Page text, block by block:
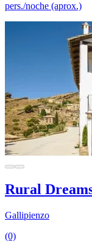
pers./noche (aprox.)
Rural
Gallipienzo
(0)